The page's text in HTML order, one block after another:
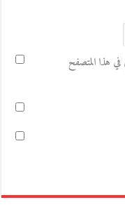
في هذا المتصفح